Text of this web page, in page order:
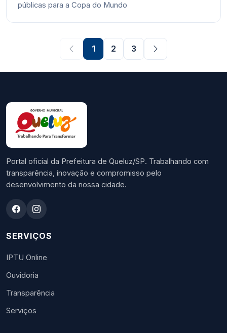
públicas para a Copa do Mundo
1 2 3
Portal oficial da Prefeitura de Queluz/SP. Trabalhando com
transparência, inovação e compromisso pelo
desenvolvimento da nossa cidade.
SERVIÇOS
IPTU Online
Ouvidoria
Transparência
Serviços